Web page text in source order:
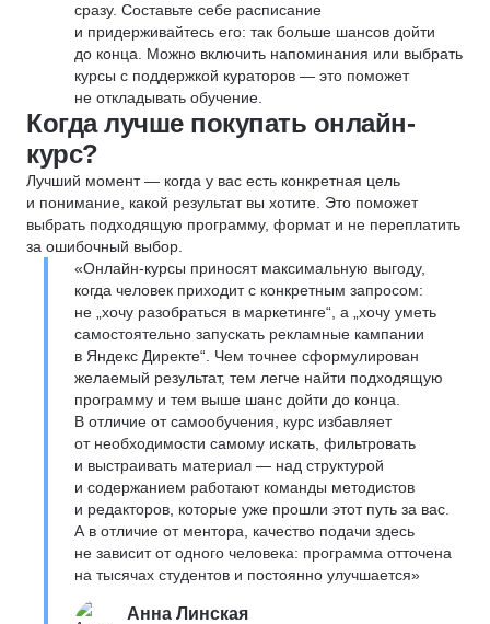
сразу. Составьте себе расписание
и придерживайтесь его: так больше шансов дойти
до конца. Можно включить напоминания или выбрать
курсы с поддержкой кураторов — это поможет
не откладывать обучение.
Когда лучше покупать онлайн-
курс?
Лучший момент — когда у вас есть конкретная цель
и понимание, какой результат вы хотите. Это поможет
выбрать подходящую программу, формат и не переплатить
за ошибочный выбор.
«Онлайн-курсы приносят максимальную выгоду,
когда человек приходит с конкретным запросом:
не „хочу разобраться в маркетинге“, а „хочу уметь
самостоятельно запускать рекламные кампании
в Яндекс Директе“. Чем точнее сформулирован
желаемый результат, тем легче найти подходящую
программу и тем выше шанс дойти до конца.
В отличие от самообучения, курс избавляет
от необходимости самому искать, фильтровать
и выстраивать материал — над структурой
и содержанием работают команды методистов
и редакторов, которые уже прошли этот путь за вас.
А в отличие от ментора, качество подачи здесь
не зависит от одного человека: программа отточена
на тысячах студентов и постоянно улучшается»
Анна Линская